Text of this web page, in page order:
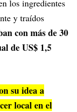
los ingredientes
y traídos
con más de 30
de US$ 1,5
su idea a
local en el